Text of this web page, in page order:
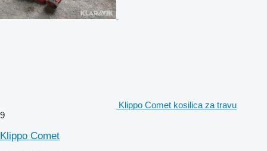
Klippo Comet kosilica za travu
9
Klippo Comet